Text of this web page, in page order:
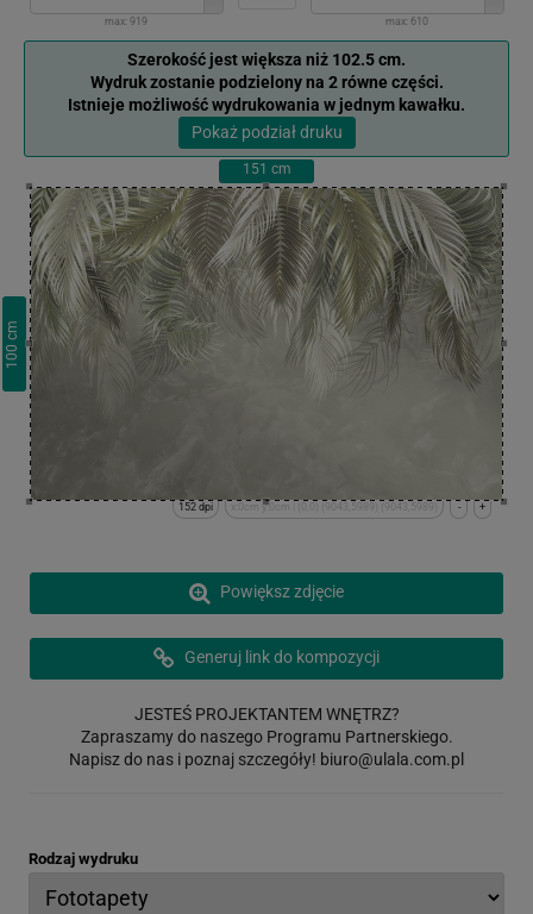
max: 919 max: 610
Szerokość jest większa niż 102.5 cm.
Wydruk zostanie podzielony na 2 równe części.
Istnieje możliwość wydrukowania w jednym kawałku.
Pokaż podział druku
151 cm
100
cm
+
-
x:0cm y:0cm | (0,0) (9043,5989) (9043,5989)
152 dpi
Powiększ zdjęcie
Generuj link do kompozycji
JESTEŚ PROJEKTANTEM WNĘTRZ?
Zapraszamy do naszego Programu Partnerskiego.
Napisz do nas i poznaj szczegóły! biuro@ulala.com.pl
Rodzaj wydruku